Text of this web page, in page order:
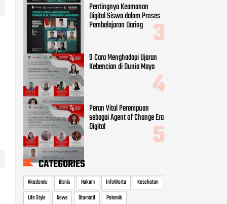
Pentingnya Keamanan
Digital Siswa dalam Proses
Pembelajaran Daring
9 Cara Menghadapi Ujaran
Kebencian di Dunia Maya
Peran Vital Perempuan
sebagai Agent of Change Era
Digital
CATEGORIES
Akademia Bisnis Hukum InfoWarta
Kesehatan
Life Style
News Otomotif
Polemik